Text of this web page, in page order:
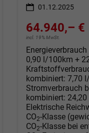
01.12.2025
64.940,– €
incl. 19% MwSt.
0,90 l/100km +
kombiniert: 7,70
Stromverbrauch
kombiniert:
Elektrische
CO2-Klasse
CO2-Klasse bei